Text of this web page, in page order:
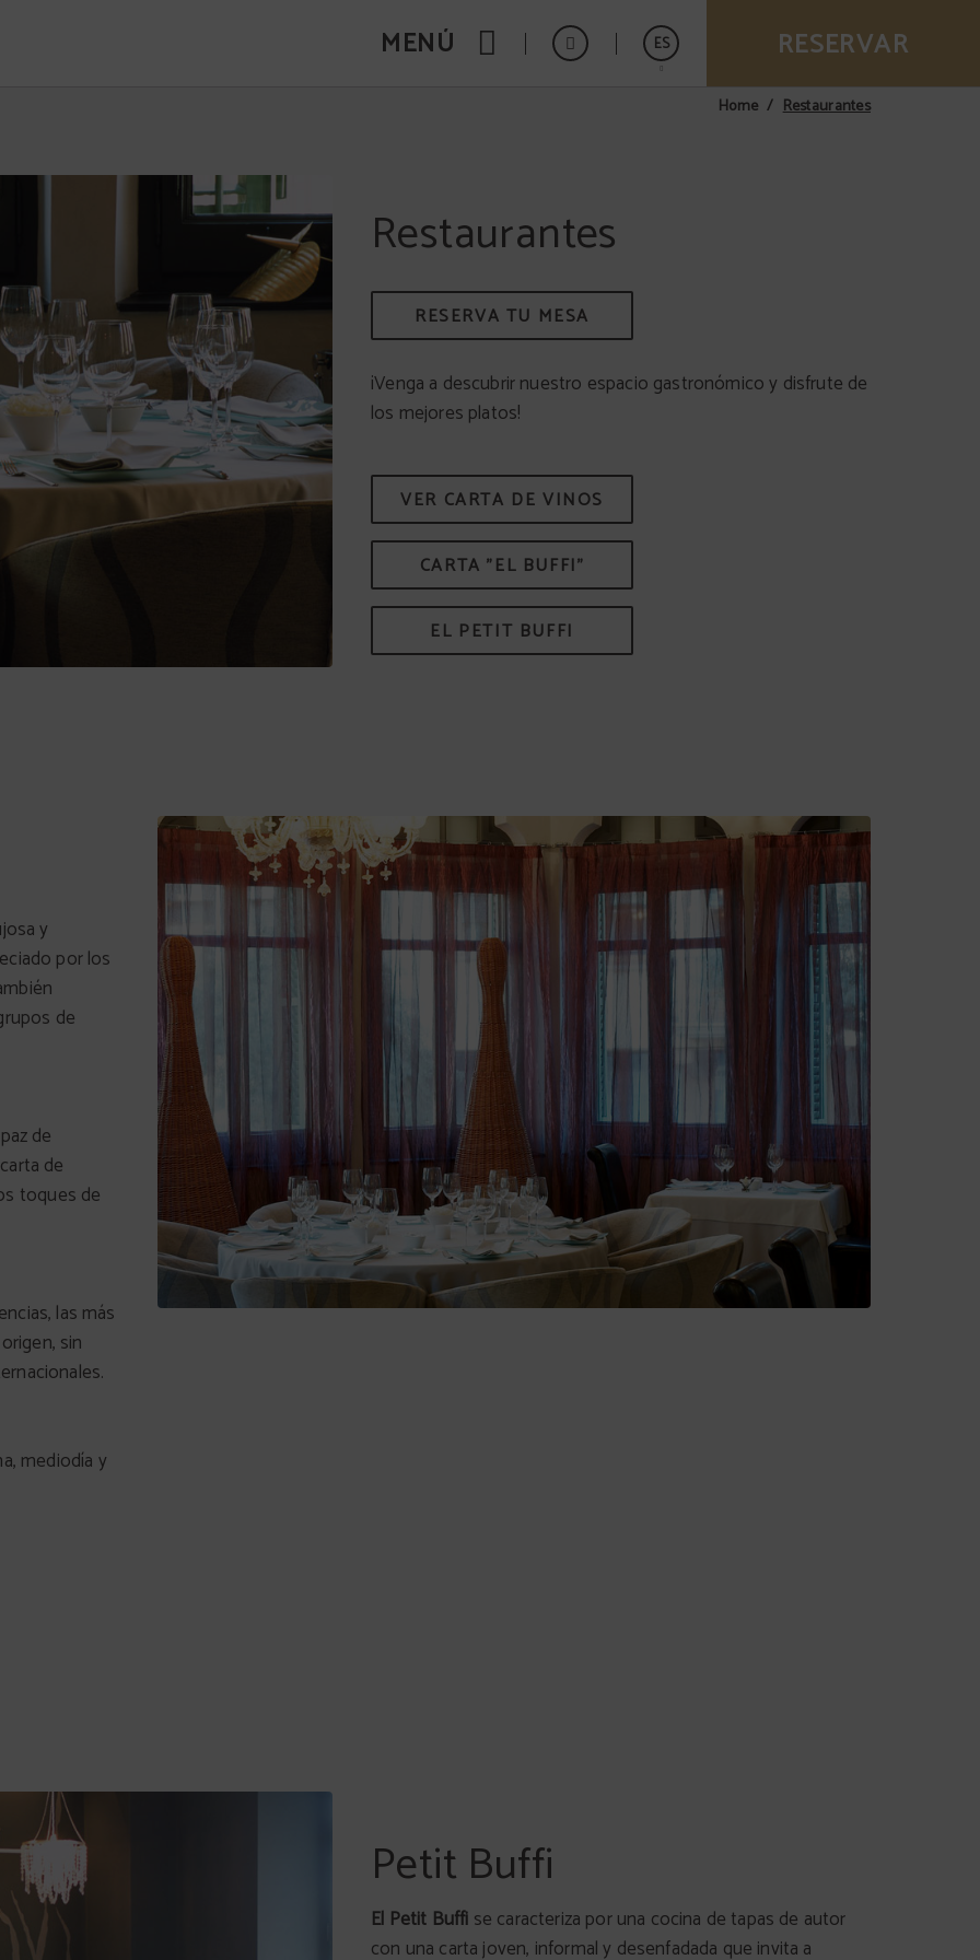
MENÚ ES RESERVAR
Home Restaurantes
Restaurantes
RESERVA TU MESA
¡Venga a descubrir nuestro espacio gastronómico y disfrute de
los mejores platos!
VER CARTA DE VINOS
CARTA "EL BUFFI"
EL PETIT BUFFI
y
por los
de
de
de
toques de
las más
sin
mediodía y
Petit Buffi
El Petit Buffi se caracteriza por una cocina de tapas de autor
con una carta joven, informal y desenfadada que invita a